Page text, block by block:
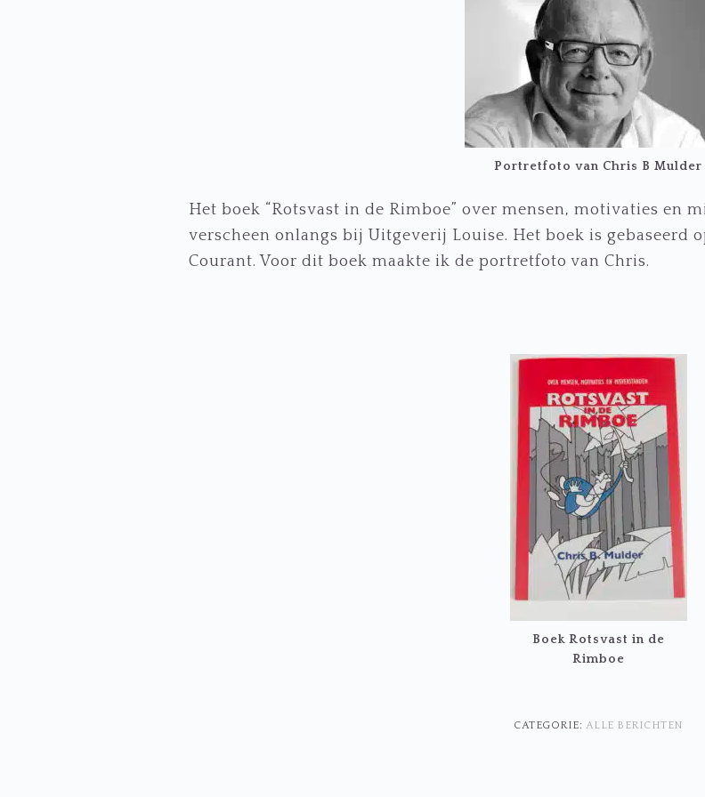
Portretfoto van Chris B Mulder
Het boek “Rotsvast in de Rimboe” over mensen, motivaties en
verscheen onlangs bij Uitgeverij Louise. Het boek is gebaseerd
Courant. Voor dit boek maakte ik de portretfoto van Chris.
Boek Rotsvast in de
Rimboe
CATEGORIE: ALLE BERICHTEN